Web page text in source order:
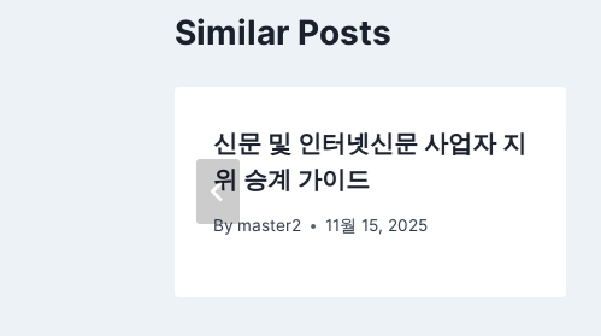
Similar Posts
신문 및 인터넷신문 사업자 지
위 승계 가이드
Bymaster2 11월 15, 2025